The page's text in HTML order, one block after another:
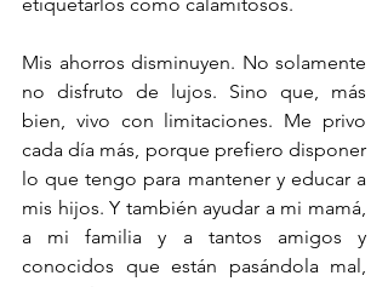
Mis ahorros disminuyen. No solamente
no disfruto de lujos. Sino que, más
bien, vivo con limitaciones. Me privo
cada día más, porque prefiero disponer
lo que tengo para mantener y educar a
mis hijos. Y también ayudar a mi mamá,
a mi familia y a tantos amigos y
conocidos que están pasándola mal,